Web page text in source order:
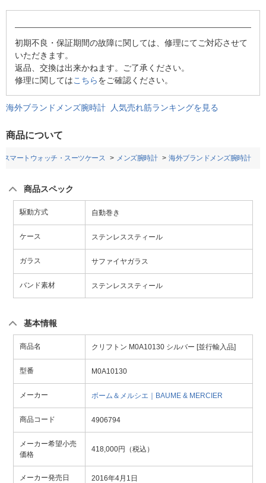
初期不良・保証期間の故障に関しては、修理にてご対応させて
いただきます。
返品、交換は出来かねます。ご了承ください。
修理に関してはこちらをご確認ください。
海外ブランドメンズ腕時計 人気売れ筋ランキングを見る
商品について
スマートウォッチ・スーツケース メンズ腕時計 海外ブランドメンズ腕時計
商品スペック
駆動方式 自動巻き
ケース ステンレススティール
ガラス サファイヤガラス
バンド素材 ステンレススティール
基本情報
商品名 クリフトン M0A10130 シルバー [並行輸入品]
型番 M0A10130
メーカー ボーム＆メルシエ｜BAUME & MERCIER
商品コード 4906794
メーカー希望小売
価格
418,000円（税込）
メーカー発売日 2016年4月1日